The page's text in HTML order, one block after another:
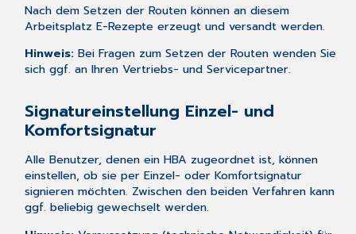
Nach dem Setzen der Routen können an diesem
Arbeitsplatz E-Rezepte erzeugt und versandt werden.
Hinweis: Bei Fragen zum Setzen der Routen wenden Sie
sich ggf. an Ihren Vertriebs- und Servicepartner.
Signatureinstellung Einzel- und
Komfortsignatur
Alle Benutzer, denen ein HBA zugeordnet ist, können
einstellen, ob sie per Einzel- oder Komfortsignatur
signieren möchten. Zwischen den beiden Verfahren kann
ggf. beliebig gewechselt werden.